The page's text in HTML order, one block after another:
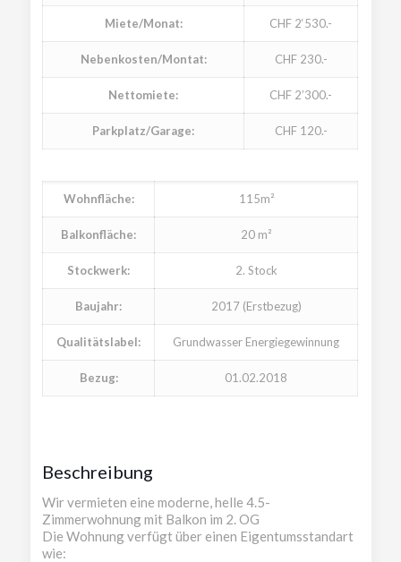
Miete/Monat: CHF 2‘530.-
Nebenkosten/Montat: CHF 230.-
Nettomiete: CHF 2’300.-
Parkplatz/Garage: CHF 120.-
Wohnfläche: 115m²
Balkonfläche: 20 m²
Stockwerk: 2. Stock
Baujahr: 2017 (Erstbezug)
Qualitätslabel: Grundwasser Energiegewinnung
Bezug: 01.02.2018
Beschreibung
Wir vermieten eine moderne, helle 4.5-
Zimmerwohnung mit Balkon im 2. OG
Die Wohnung verfügt über einen Eigentumsstandart
wie: